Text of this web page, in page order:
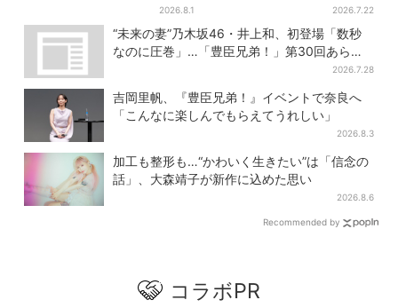
アーズ」最終日400人超…最
後は「もう帰ってください」
2026.8.1
も、休日ガッツリ派も！タイ
パ抜群、約20種の楽しみ方
2026.7.22
“未来の妻”乃木坂46・井上和、初登場「数秒
なのに圧巻」…「豊臣兄弟！」第30回あらす
2026.7.28
吉岡里帆、『豊臣兄弟！』イベントで奈良へ
「こんなに楽しんでもらえてうれしい」
2026.8.3
加工も整形も…“かわいく生きたい”は「信念の
話」、大森靖子が新作に込めた思い
2026.8.6
Recommended by
コラボPR